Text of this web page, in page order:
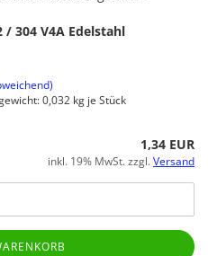
/ 304 V4A Edelstahl
0,032 kg je Stück
1,34 EUR
inkl. 19% MwSt. zzgl.Versand